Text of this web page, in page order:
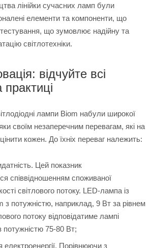
лінійки сучасних ламп були
елементи та компоненти, що
що зумовлює надійну та
світлотехніки.
відчуйте всі
лампи Biom набули широкої
своїм незаперечним перевагам, які на
кожен. До їхніх переваг належить:
Цей показник
співвідношенням споживаної
світлового потоку. LED-лампа із
з потужністю, наприклад, 9 Вт за рівнем
потоку відповідатиме лампі
75-80 Вт;
електроенергії. Порівнюючи з